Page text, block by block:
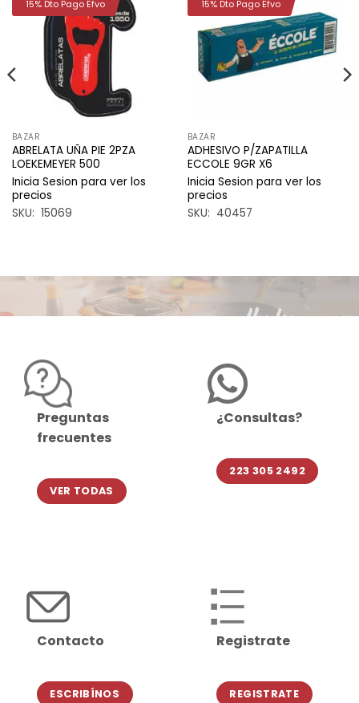
Añadir
lista de
BAZAR
ABRELATA UÑA PIE 2PZA
LOEKEMEYER 500
Inicia Sesion para ver los
precios
SKU: 15069
15% Dto Pago Efvo
a la
lista de
deseos
BAZAR
ADHESIVO P/ZAPATILLA
ECCOLE 9GR X6
Inicia Sesion para ver los
precios
SKU: 40457
15% Dto Pago Efvo
Preguntas
frecuentes
VER TODAS
¿Consultas?
223 305 2492
Contacto
ESCRIBÍNOS
Registrate
REGISTRATE